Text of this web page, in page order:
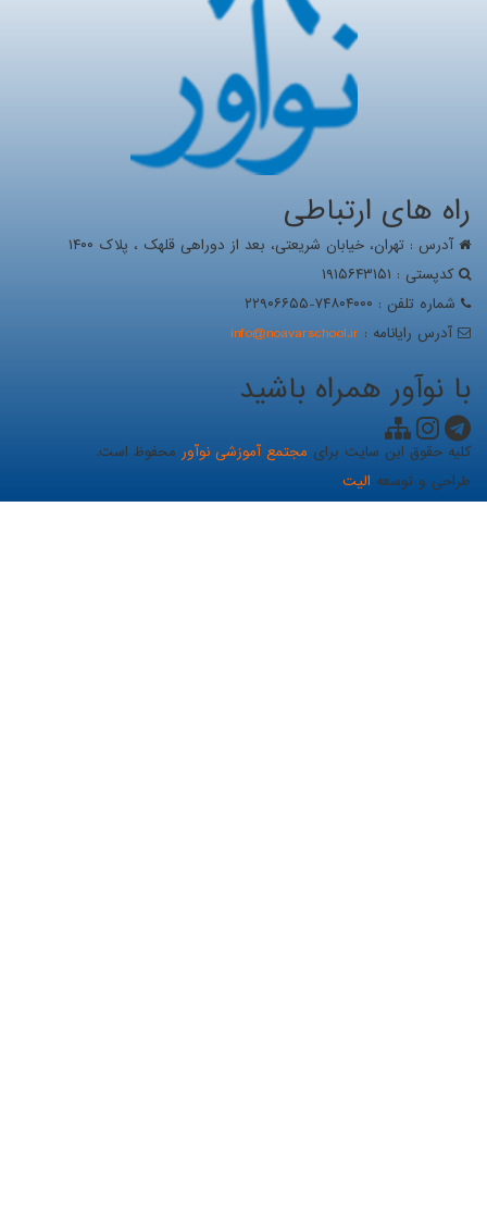
راه های ارتباطی
آدرس : تهران، خيابان شریعتی، بعد از دوراهی قلهک ، پلاک ۱۴۰۰
کدپستی : ۱۹۱۵۶۴۳۱۵۱
شماره تلفن : ۷۴۸۰۴۰۰۰-۲۲۹۰۶۶۵۵
آدرس رايانامه : info@noavarschool.ir
با نوآور همراه باشید
کلیه حقوق این سایت برای مجتمع آموزشی نوآور محفوظ است.
طراحی و توسعه الیت